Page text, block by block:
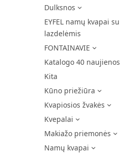
Dulksnos
EYFEL namų kvapai su
lazdelėmis
FONTAINAVIE
Katalogo 40 naujienos
Kita
Kūno priežiūra
Kvapiosios žvakės
Kvepalai
Makiažo priemonės
Namų kvapai